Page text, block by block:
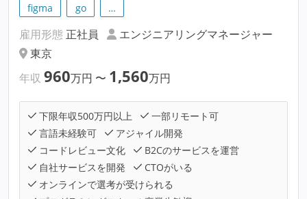
figma
go …
雇用形態 正社員
エンジニアリングマネージャー
東京
年収 960万円 〜 1,560万円
下限年収500万円以上
一部リモート可
言語未経験可
アジャイル開発
コードレビュー文化
B2Cのサービスを運営
自社サービスを開発
CTOがいる
オンラインで選考が受けられる